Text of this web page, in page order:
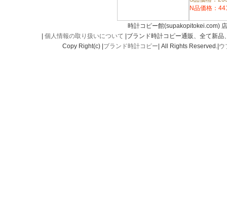
N品価格：
時計コピー館(supakopitokei.com)
個人情報の取り扱いについて |ブランド時計コピー通販、全て新
Copy Right(c) | ブランド時計コピー | All Rights Reserved.| ウ